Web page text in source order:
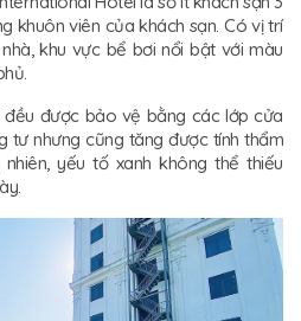
khuôn viên của khách sạn. Có vị trí
khu vực bể bơi nổi bật với màu
đều được bảo vệ bằng các lớp cửa
tư nhưng cũng tăng được tính thẩm
yếu tố xanh không thể thiếu